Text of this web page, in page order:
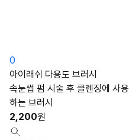
0
아이래쉬 다용도 브러시
속눈썹 펌 시술 후 클렌징에 사용
하는 브러시
2,200원